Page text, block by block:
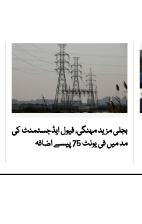
بجلی مزید مہنگی، فیول ایڈجسٹمنٹ کی
مد میں فی یونٹ 75 پیسے اضافہ